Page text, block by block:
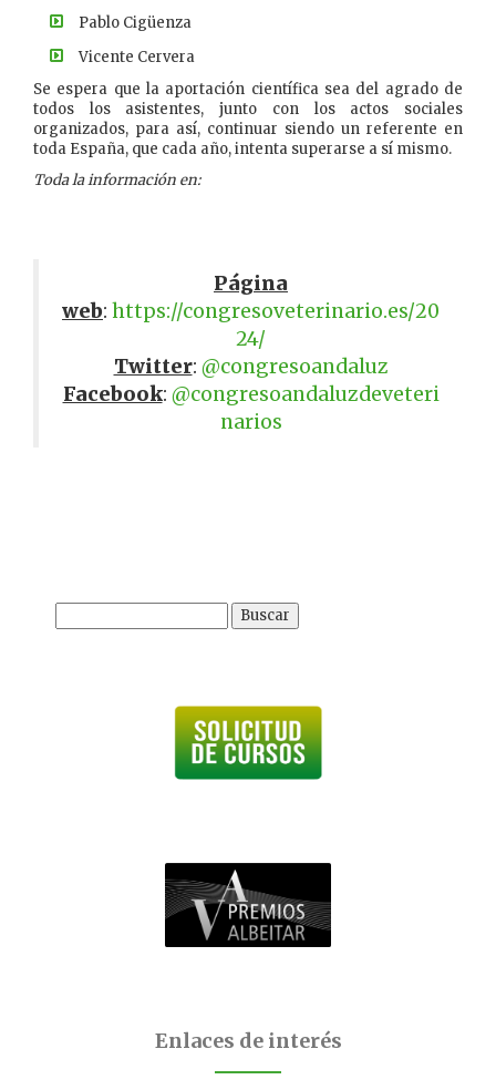
Pablo Cigüenza
Vicente Cervera
Se espera que la aportación científica sea del agrado de
todos los asistentes, junto con los actos sociales
organizados, para así, continuar siendo un referente en
toda España, que cada año, intenta superarse a sí mismo.
Toda la información en:
Página
web: https://congresoveterinario.es/20
24/
Twitter: @congresoandaluz
Facebook: @congresoandaluzdeveteri
narios
Buscar:
Enlaces de interés